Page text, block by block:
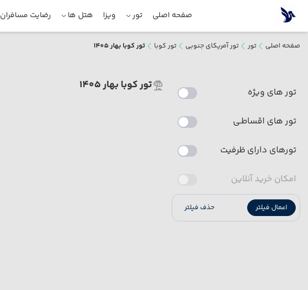
صفحه اصلی تور ویزا هتل ها رضایت مسافران
صفحه اصلی تور تور آمریکای جنوبی تور کوبا تور کوبا بهار 1405
تور های ویژه
تور های اقساطـی
تورهای دارای ظرفیت
امکان خرید آنلاین
اعمال فیلتر حذف فیلتر
تور کوبا بهار 1405